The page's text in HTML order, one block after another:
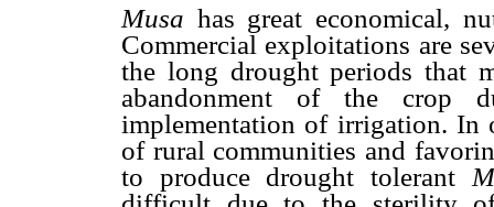
Musa has great economical,
Commercial exploitations are
the long drought periods that
abandonment of the crop
implementation of irrigation. In
of rural communities and
to produce drought tolerant